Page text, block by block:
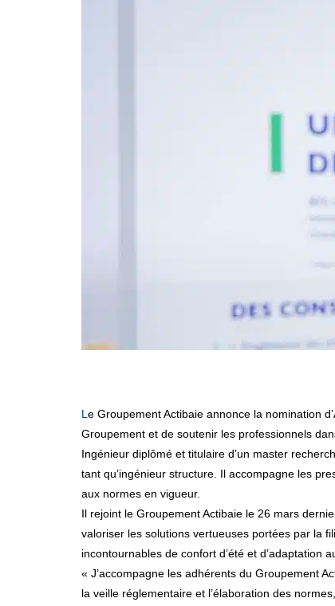
Le Groupement Actibaie annonce la nomination d’Alban Lefeuvre au poste de responsable métier. Cette arrivée s’inscrit dans une volonté de renforcer l’expertise technique du
Groupement et de soutenir les professionnels
Ingénieur diplômé et titulaire d’un master
tant qu’ingénieur structure. Il accompagne les
aux normes en vigueur.
Il rejoint le Groupement Actibaie le 26 mars
valoriser les solutions vertueuses portées par la
incontournables de confort d’été et d’adaptation
« J’accompagne les adhérents du Groupement
la veille réglementaire et l’élaboration des